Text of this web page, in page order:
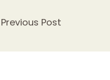
Previous Post